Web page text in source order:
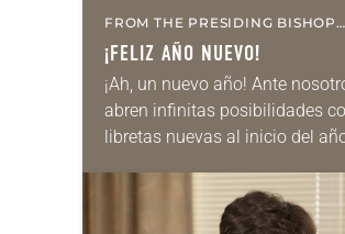
FROM THE PRESIDING BISHOP
(SPANISH)
¡FELIZ AÑO NUEVO!
¡Ah, un nuevo año! Ante
abren infinitas posibilidades
libretas nuevas al inicio del
temporada de fútbol americano